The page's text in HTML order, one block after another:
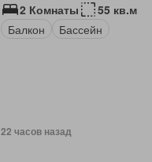
2 Комнаты
55 кв.м
Балкон
Бассейн
22 часов назад